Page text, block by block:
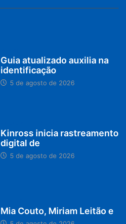
Guia atualizado auxilia na
identificação
5 de agosto de 2026
Kinross inicia rastreamento
digital de
5 de agosto de 2026
Mia Couto, Miriam Leitão e